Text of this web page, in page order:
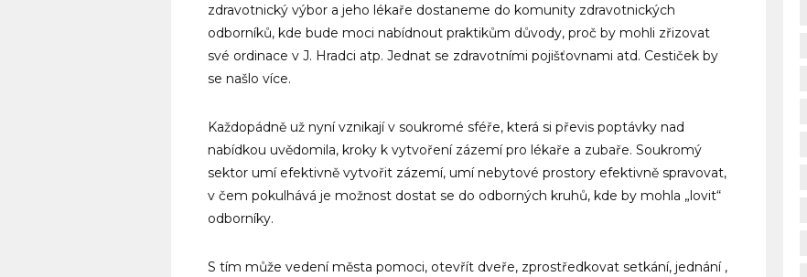
zdravotnický výbor a jeho lékaře dostaneme do komunity zdravotnických
odborníků, kde bude moci nabídnout praktikům důvody, proč by mohli zřizovat
své ordinace v J. Hradci atp. Jednat se zdravotními pojišťovnami atd. Cestiček by
se našlo více.
Každopádně už nyní vznikají v soukromé sféře, která si převis poptávky nad
nabídkou uvědomila, kroky k vytvoření zázemí pro lékaře a zubaře. Soukromý
sektor umí efektivně vytvořit zázemí, umí nebytové prostory efektivně spravovat,
v čem pokulhává je možnost dostat se do odborných kruhů, kde by mohla „lovit“
odborníky.
S tím může vedení města pomoci, otevřít dveře, zprostředkovat setkání, jednání ,